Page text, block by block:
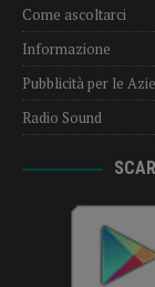
Come ascoltarci
Informazione
Pubblicità per le
Radio Sound